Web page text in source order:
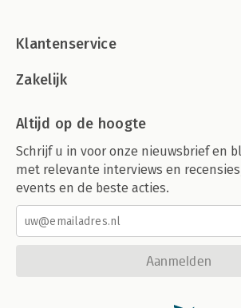
Klantenservice
Zakelijk
Altijd op de hoogte
Schrijf u in voor onze nieuwsbrief en
met relevante interviews en
events en de beste acties.
Aanmelden